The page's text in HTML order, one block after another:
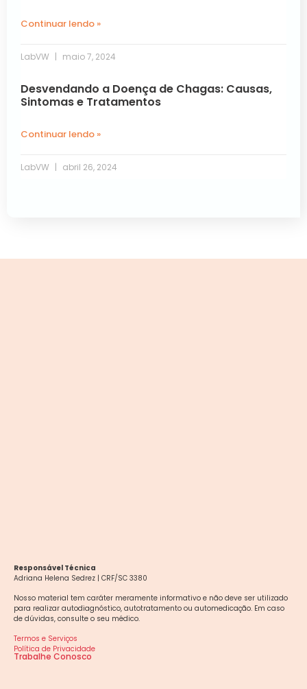
Continuar lendo »
LabVW maio 7, 2024
Desvendando a Doença de Chagas: Causas,
Sintomas e Tratamentos
Continuar lendo »
LabVW abril 26, 2024
Responsável Técnica
Adriana Helena Sedrez | CRF/SC 3380
Nosso material tem caráter meramente informativo e não deve ser utilizado
para realizar autodiagnóstico, autotratamento ou automedicação. Em caso
de dúvidas, consulte o seu médico.
Termos e Serviços
Política de Privacidade
Trabalhe Conosco